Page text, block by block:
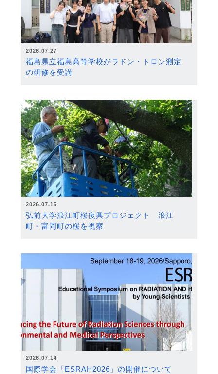
2026.07.27
福島県立福島高等学校がラドン・トロン測定
の研修を受講
2026.07.15
弘前大学浪江町桜復興プロジェクト 浪江
町・富岡町の桜を視察
2026.07.14
国際学会「ESRAH2026」の開催について